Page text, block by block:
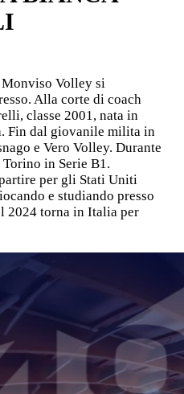
Volley si
Alla corte di coach
classe 2001, nata in
Fin dal giovanile milita in
e Vero Volley. Durante
in Serie B1.
per gli Stati Uniti
e studiando presso
2024 torna in Italia per